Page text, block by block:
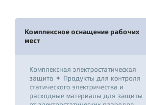
Комплексное оснащение рабочих
мест
Комплексная электростатическая
защита ✦ Продукты для контроля
статического электричества и
расходные материалы для защиты